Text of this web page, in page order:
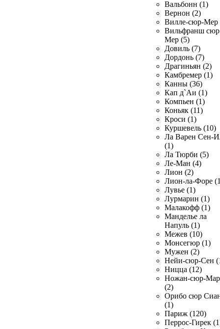
Вальбонн (1)
Вернон (2)
Вилле-сюр-Мер
Вильфранш сюр
Мер (5)
Довиль (7)
Дордонь (7)
Драгиньян (2)
Камбремер (1)
Канны (36)
Кап д`Аи (1)
Компьен (1)
Коньяк (11)
Кроси (1)
Куршевель (10)
Ла Варен Сен-
(1)
Ла Тюрби (5)
Ле-Ман (4)
Лион (2)
Лион-ла-Форе
Лувье (1)
Лурмарин (1)
Малакофф (1)
Манделье ла
Напуль (1)
Межев (10)
Монсегюр (1)
Мужен (2)
Нейи-сюр-Сен
Ницца (12)
Ножан-сюр-
(2)
Орибо сюр
(1)
Париж (120)
Перрос-Гирек